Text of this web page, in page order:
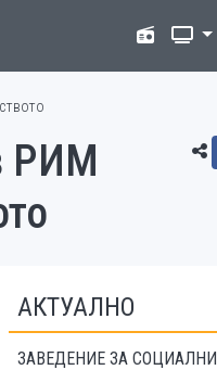
РИМ
АКТУАЛНО
ЗАВЕДЕНИЕ ЗА СОЦИАЛНИ